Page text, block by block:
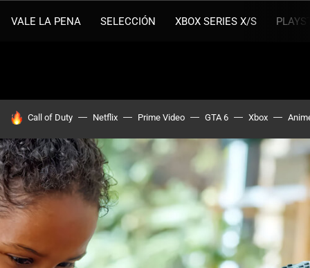
VALE LA PENA SELECCIÓN XBOX SERIES X/S
HOY SE HABLA DE
Call of Duty Netflix Prime Video GTA 6 Xbox